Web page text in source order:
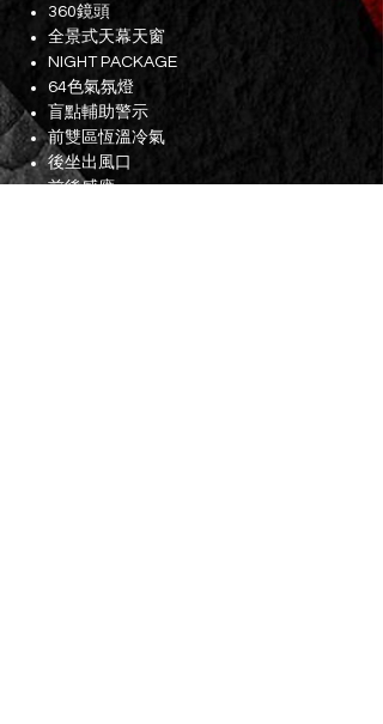
360鏡頭
全景式天幕天窗
NIGHT PACKAGE
64色氣氛燈
盲點輔助警示
前雙區恆溫冷氣
後坐出風口
前後感應